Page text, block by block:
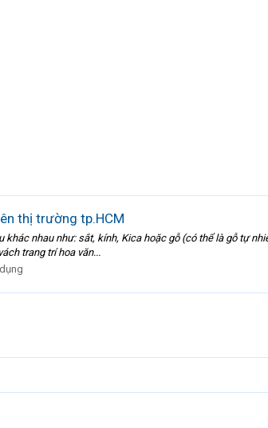
thị trường tp.HCM
nhau như: sắt, kính, Kica hoặc gỗ (có thể là gỗ tự
trang trí hoa văn...